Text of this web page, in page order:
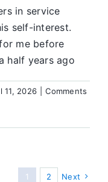
in service
self-interest.
me before
half years ago
11, 2026
Comments
1 2 Next